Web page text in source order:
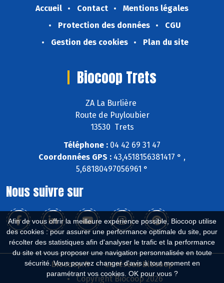
Afin de vous offrir la meilleure expérience possible, Biocoop utilise
des cookies : pour assurer une performance optimale du site, pour
récolter des statistiques afin d'analyser le trafic et la performance
du site et vous proposer une navigation personnalisée en toute
sécurité. Vous pouvez changer d'avis à tout moment en
paramétrant vos cookies. OK pour vous ?
Accueil Contact
Mentions légales
Protection des données
CGU
Gestion des cookies
Plan du site
Biocoop Trets
ZA La Burlière
Route de Puyloubier
13530 Trets
Téléphone : 04 42 69 31 47
Coordonnées GPS : 43,4518156381417 ° ,
5,68180497056961 °
Nous suivre sur
Biocoop.fr
Le réseau Biocoop
Copyright Biocoop 2026